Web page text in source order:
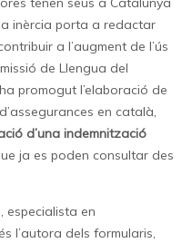
inèrcia porta a redactar
a l’augment de l’ús
de Llengua del
promogut l’elaboració de
en català,
d’una indemnització
ja es poden consultar des
especialista en
l’autora dels formularis,